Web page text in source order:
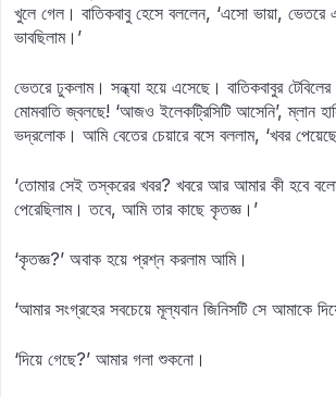
খুলে গেল। বাতিকবাবু হেসে বললেন, ‘এসো ভায়া,
ভাবছিলাম।’
ভেতরে ঢুকলাম। সন্ধ্যা হয়ে এসেছে। বাতিকবাবুর
মোমবাতি জ্বলছে! ‘আজও ইলেকট্রিসিটি আসেনি’, ম্লান
ভদ্রলোক। আমি বেতের চেয়ারে বসে বললাম, ‘খবর
‘তোমার সেই তস্করের খবর? খবরে আর আমার কী হবে
পেরেছিলাম। তবে, আমি তার কাছে কৃতজ্ঞ।’
‘কৃতজ্ঞ?’ অবাক হয়ে প্রশ্ন করলাম আমি।
‘আমার সংগ্রহের সবচেয়ে মূল্যবান জিনিসটি সে আমাকে
‘দিয়ে গেছে?’ আমার গলা শুকনো।